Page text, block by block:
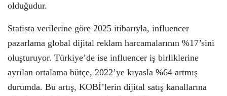
olduğudur.
Statista verilerine göre 2025 itibarıyla, influencer
pazarlama global dijital reklam harcamalarının %17’sini
oluşturuyor. Türkiye’de ise influencer iş birliklerine
ayrılan ortalama bütçe, 2022’ye kıyasla %64 artmış
durumda. Bu artış, KOBİ’lerin dijital satış kanallarına